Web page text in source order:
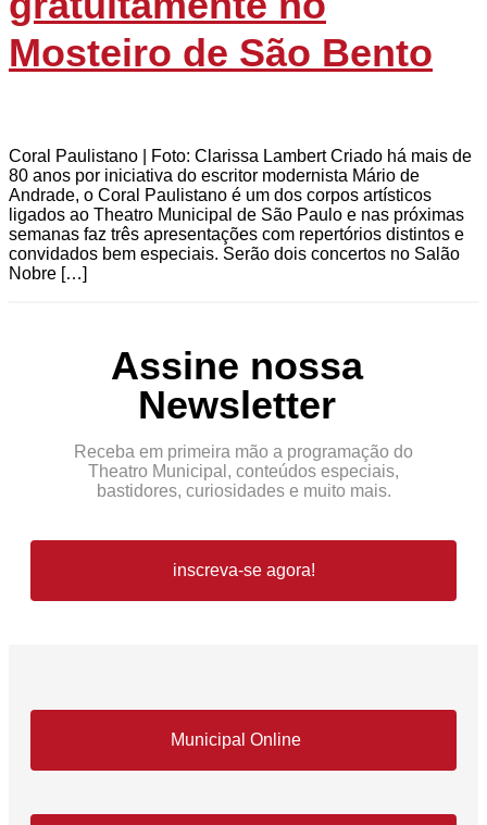
Mosteiro de São Bento
Coral Paulistano | Foto: Clarissa Lambert Criado há mais de
80 anos por iniciativa do escritor modernista Mário de
Andrade, o Coral Paulistano é um dos corpos artísticos
ligados ao Theatro Municipal de São Paulo e nas próximas
semanas faz três apresentações com repertórios distintos e
convidados bem especiais. Serão dois concertos no Salão
Nobre […]
Assine nossa
Newsletter
Receba em primeira mão a programação do
Theatro Municipal, conteúdos especiais,
bastidores, curiosidades e muito mais.
inscreva-se agora!
Municipal Online